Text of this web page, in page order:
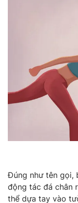
Đúng như tên gọi,
động tác đá chân
thể dựa tay vào